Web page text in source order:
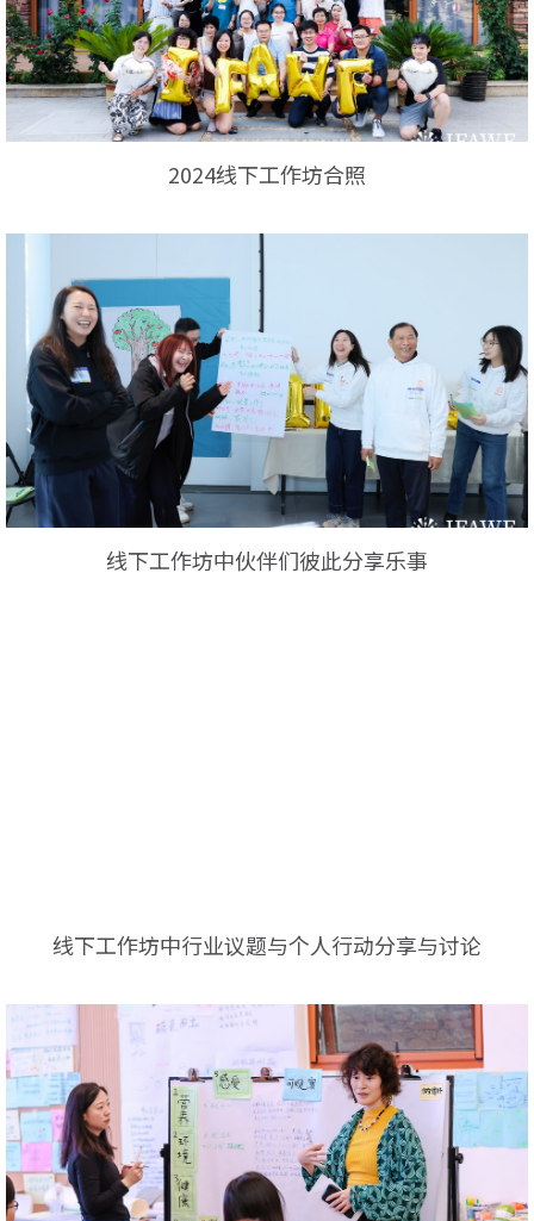
2024线下工作坊合照
线下工作坊中伙伴们彼此分享乐事
线下工作坊中行业议题与个人行动分享与讨论